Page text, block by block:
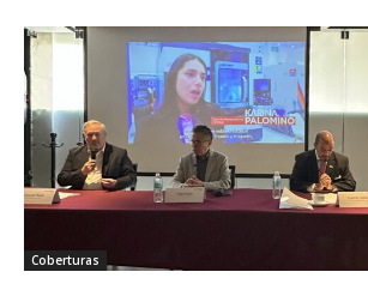
Coberturas